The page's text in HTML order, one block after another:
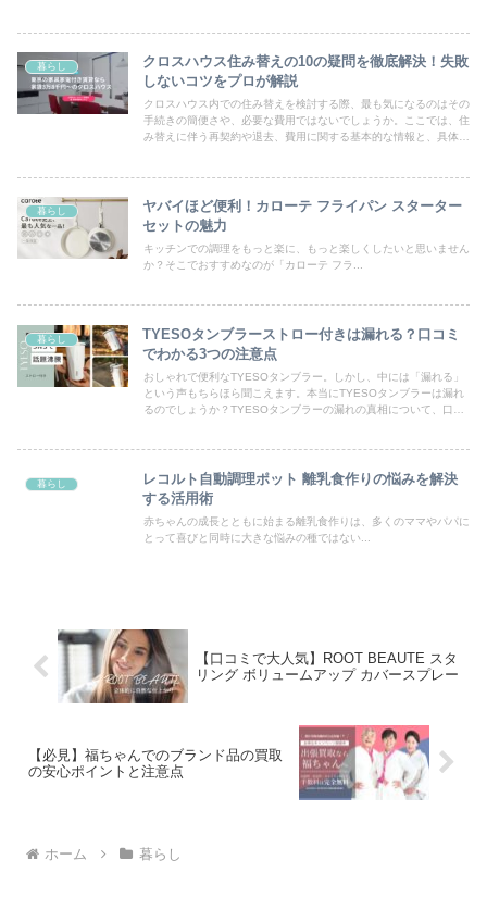
暮らし
クロスハウス住み替えの10の疑問を徹底解決！失敗
しないコツをプロが解説
クロスハウス内での住み替えを検討する際、最も気になるのはその
手続きの簡便さや、必要な費用ではないでしょうか。ここでは、住
み替えに伴う再契約や退去、費用に関する基本的な情報と、具体的
暮らし
ヤバイほど便利！カローテ フライパン スターター
セットの魅力
キッチンでの調理をもっと楽に、もっと楽しくしたいと思いません
か？そこでおすすめなのが「カローテ フラ...
暮らし
TYESOタンブラーストロー付きは漏れる？口コミ
でわかる3つの注意点
おしゃれで便利なTYESOタンブラー。しかし、中には「漏れる」
という声もちらほら聞こえます。本当にTYESOタンブラーは漏れ
るのでしょうか？TYESOタンブラーの漏れの真相について、口コ
暮らし
レコルト自動調理ポット 離乳食作りの悩みを解決
する活用術
赤ちゃんの成長とともに始まる離乳食作りは、多くのママやパパに
とって喜びと同時に大きな悩みの種ではない...
【口コミで大人気】ROOT BEAUTE スタ
リング ボリュームアップ カバースプレー
【必見】福ちゃんでのブランド品の買取
の安心ポイントと注意点
ホーム 暮らし